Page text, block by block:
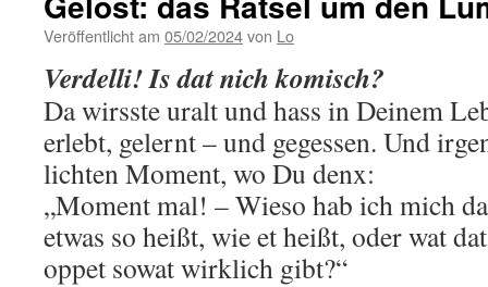
Veröffentlicht am 05/02/2024von Lo
Verdelli! Is dat nich komisch?
Da wirsste uralt und hass in Deinem
erlebt, gelernt – und gegessen. Und
lichten Moment, wo Du denx:
„Moment mal! – Wieso hab ich mich
etwas so heißt, wie et heißt, oder wat
oppet sowat wirklich gibt?“